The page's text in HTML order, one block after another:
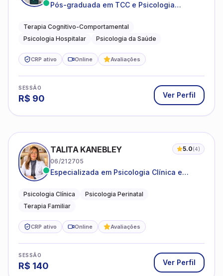
Pós-graduada em TCC e Psicologia
Terapia Cognitivo-Comportamental
Psicologia Hospitalar
Psicologia da Saúde
CRP ativo Online Avaliações
SESSÃO
R$ 90 Ver Perfil
TALITA KANEBLEY 5.0(4)
06/212705
Especializada em Psicologia Clínica e
famílias
Psicologia Clínica
Psicologia Perinatal
Terapia Familiar
CRP ativo Online Avaliações
SESSÃO
R$ 140 Ver Perfil